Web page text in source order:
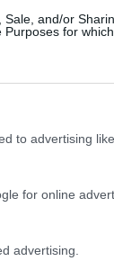
Sale, and/or
Purposes for
to advertising
for online
advertising.
azt hidd,
körül lehet
neveznem
hogy
annyira
s a
ma már
rendezi a
a